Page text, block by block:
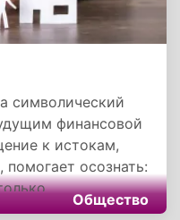
символический
финансовой
к истокам,
осознать:
но и механизмом
Общество